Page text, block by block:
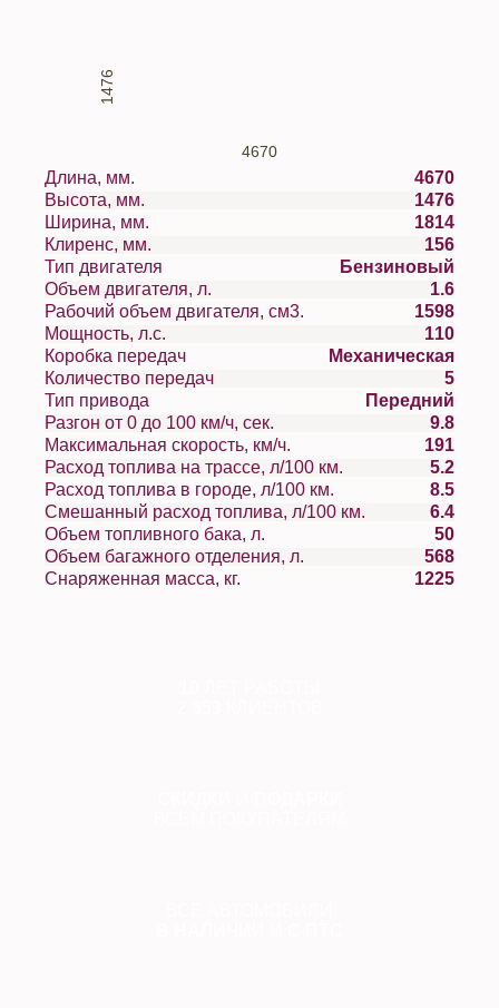
4670
1476
Длина, мм.
4670
Высота, мм.
1476
Ширина, мм.
1814
Клиренс, мм.
156
Тип двигателя
Бензиновый
Объем двигателя, л.
1.6
Рабочий объем двигателя, см3.
1598
Мощность, л.с.
110
Коробка передач
Механическая
Количество передач
5
Тип привода
Передний
Разгон от 0 до 100 км/ч, сек.
9.8
Максимальная скорость, км/ч.
191
Расход топлива на трассе, л/100 км.
5.2
Расход топлива в городе, л/100 км.
8.5
Смешанный расход топлива, л/100 км.
6.4
Объем топливного бака, л.
50
Объем багажного отделения, л.
568
Снаряженная масса, кг.
1225